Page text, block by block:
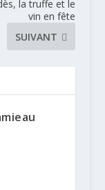
la truffe et le
vin en fête
SUIVANT